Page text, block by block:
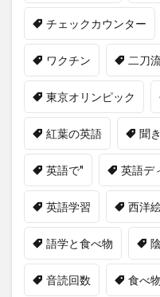
チェックカウンター
ワクチン 二刀
東京オリンピック
紅葉の英語 聞
英語で" 英語デ
英語学習 西洋
語学と食べ物
音読回数 食べ物